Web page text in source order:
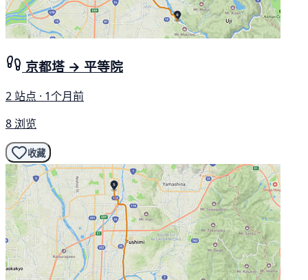
京都塔 → 平等院
2 站点 · 1个月前
8 浏览
收藏